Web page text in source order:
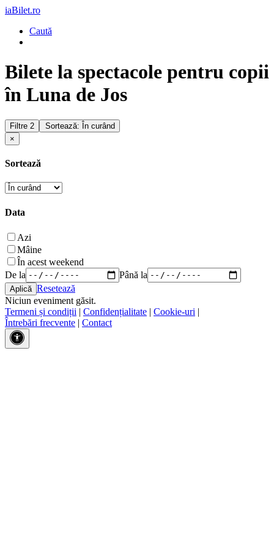
iaBilet.ro
Caută
Bilete la spectacole pentru copii
în Luna de Jos
Filtre 2
Sortează: În curând
×
Sortează
Data
Azi
Mâine
În acest weekend
De la
Până la
Resetează
Niciun eveniment găsit.
Termeni și condiții | Confidențialitate | Cookie-uri |
Întrebări frecvente | Contact